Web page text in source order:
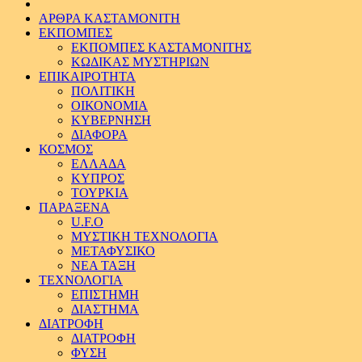
ΑΡΘΡΑ ΚΑΣΤΑΜΟΝΙΤΗ
ΕΚΠΟΜΠΕΣ
ΕΚΠΟΜΠΕΣ ΚΑΣΤΑΜΟΝΙΤΗΣ
ΚΩΔΙΚΑΣ ΜΥΣΤΗΡΙΩΝ
ΕΠΙΚΑΙΡΟΤΗΤΑ
ΠΟΛΙΤΙΚΗ
ΟΙΚΟΝΟΜΙΑ
ΚΥΒΕΡΝΗΣΗ
ΔΙΑΦΟΡΑ
ΚΟΣΜΟΣ
ΕΛΛΑΔΑ
ΚΥΠΡΟΣ
ΤΟΥΡΚΙΑ
ΠΑΡΑΞΕΝΑ
U.F.O
ΜΥΣΤΙΚΗ ΤΕΧΝΟΛΟΓΙΑ
ΜΕΤΑΦΥΣΙΚΟ
ΝΕΑ ΤΑΞΗ
ΤΕΧΝΟΛΟΓΙΑ
ΕΠΙΣΤΗΜΗ
ΔΙΑΣΤΗΜΑ
ΔΙΑΤΡΟΦΗ
ΔΙΑΤΡΟΦΗ
ΦΥΣΗ